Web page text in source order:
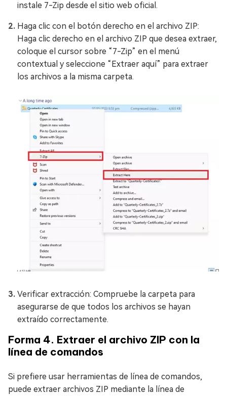
instale 7-Zip desde el sitio web oficial.
Haga clic con el botón derecho en el archivo ZIP:
Haga clic derecho en el archivo ZIP que desea extraer,
coloque el cursor sobre “7-Zip” en el menú
contextual y seleccione “Extraer aquí” para extraer
los archivos a la misma carpeta.
Verificar extracción: Compruebe la carpeta para
asegurarse de que todos los archivos se hayan
extraído correctamente.
Forma 4. Extraer el archivo ZIP con la
línea de comandos
Si prefiere usar herramientas de línea de comandos,
puede extraer archivos ZIP mediante la línea de